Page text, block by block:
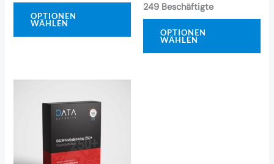
OPTIONEN
WÄHLEN
249 Beschäftigte
OPTIONEN
WÄHLEN